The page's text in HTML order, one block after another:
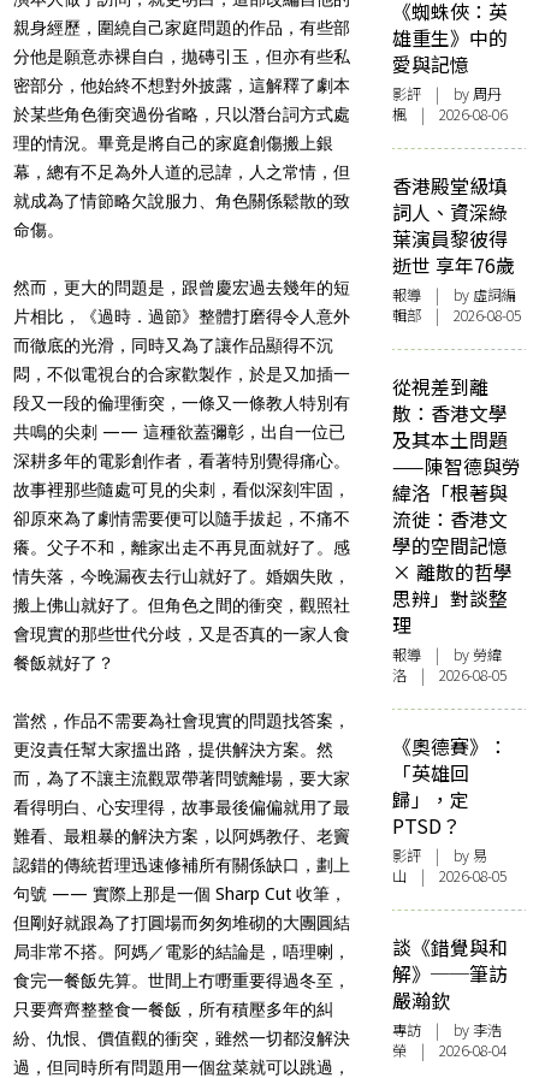
親身經歷，圍繞自己家庭問題的作品，有些部
分他是願意赤裸自白，拋磚引玉，但亦有些私
密部分，他始終不想對外披露，這解釋了劇本
於某些角色衝突過份省略，只以潛台詞方式處
理的情況。畢竟是將自己的家庭創傷搬上銀
幕，總有不足為外人道的忌諱，人之常情，但
就成為了情節略欠說服力、角色關係鬆散的致
命傷。
然而，更大的問題是，跟曾慶宏過去幾年的短
片相比，《過時．過節》整體打磨得令人意外
而徹底的光滑，同時又為了讓作品顯得不沉
悶，不似電視台的合家歡製作，於是又加插一
段又一段的倫理衝突，一條又一條教人特別有
共鳴的尖刺 —— 這種欲蓋彌彰，出自一位已
深耕多年的電影創作者，看著特別覺得痛心。
故事裡那些隨處可見的尖刺，看似深刻牢固，
卻原來為了劇情需要便可以隨手拔起，不痛不
癢。父子不和，離家出走不再見面就好了。感
情失落，今晚漏夜去行山就好了。婚姻失敗，
搬上佛山就好了。但角色之間的衝突，觀照社
會現實的那些世代分歧，又是否真的一家人食
餐飯就好了？
當然，作品不需要為社會現實的問題找答案，
更沒責任幫大家搵出路，提供解決方案。然
而，為了不讓主流觀眾帶著問號離場，要大家
看得明白、心安理得，故事最後偏偏就用了最
難看、最粗暴的解決方案，以阿媽教仔、老竇
認錯的傳統哲理迅速修補所有關係缺口，劃上
句號 —— 實際上那是一個 Sharp Cut 收筆，
但剛好就跟為了打圓場而匆匆堆砌的大團圓結
局非常不搭。阿媽／電影的結論是，唔理喇，
食完一餐飯先算。世間上冇嘢重要得過冬至，
只要齊齊整整食一餐飯，所有積壓多年的糾
紛、仇恨、價值觀的衝突，雖然一切都沒解決
過，但同時所有問題用一個盆菜就可以跳過，
《蜘蛛俠：英
雄重生》中的
愛與記憶
影評 | by周丹
楓 | 2026-08-06
香港殿堂級填
詞人、資深綠
葉演員黎彼得
逝世 享年76歲
報導 | by 虛詞編
輯部 | 2026-08-05
從視差到離
散：香港文學
及其本土問題
——陳智德與勞
緯洛「根著與
流徙：香港文
學的空間記憶
× 離散的哲學
思辨」對談整
理
報導 | by 勞緯
洛 | 2026-08-05
《奧德賽》：
「英雄回
歸」，定
PTSD？
影評 | by 易
山 | 2026-08-05
談《錯覺與和
解》──筆訪
嚴瀚欽
專訪 | by 李浩
榮 | 2026-08-04